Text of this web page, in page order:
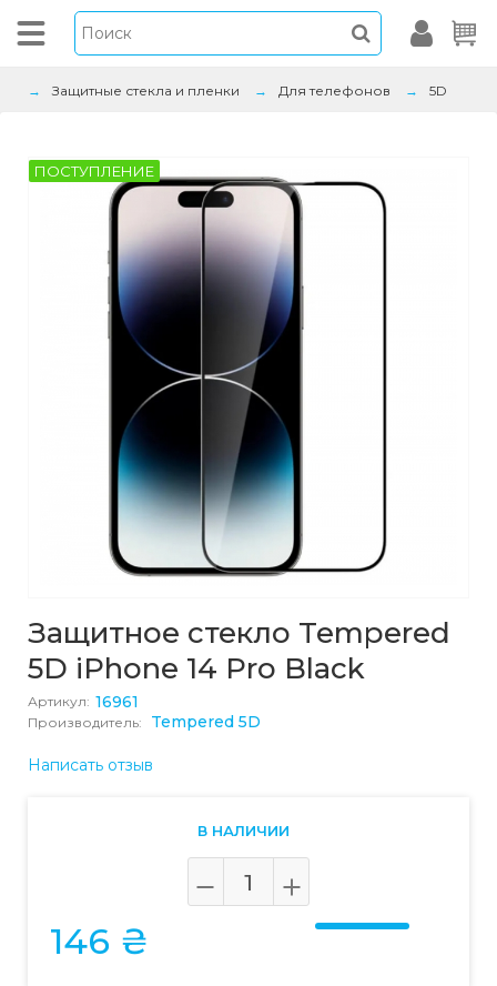
Защитные стекла и пленки Для телефонов 5D
ПОСТУПЛЕНИЕ
Защитное стекло Tempered
5D iPhone 14 Pro Black
Артикул: 16961
Производитель: Tempered 5D
Написать отзыв
В НАЛИЧИИ
146 ₴